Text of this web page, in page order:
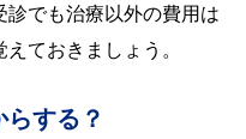
でも治療以外の費用は
ておきましょう。
する？